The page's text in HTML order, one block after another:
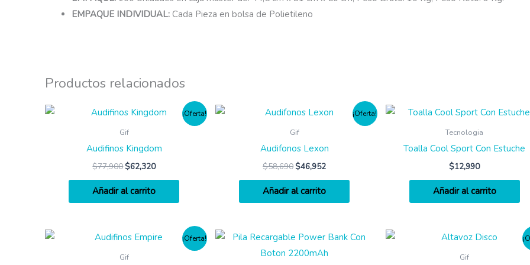
EMPAQUE INDIVIDUAL: Cada Pieza en bolsa de Polietileno
Productos relacionados
¡Oferta!
Gif
Audifinos Kingdom
$77,900$62,320
Añadir al carrito
¡Oferta!
Gif
Audifonos Lexon
$58,690 $46,952
Añadir al carrito
Tecnologia
Toalla Cool Sport Con Estuche
$12,990
Añadir al carrito
¡Oferta!
Gif Gif